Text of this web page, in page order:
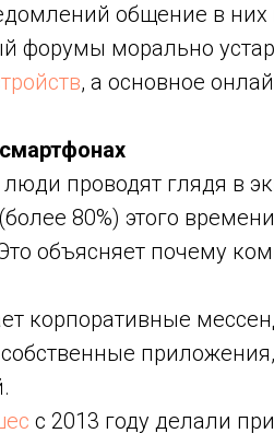
общение в
форумы морально
, а основное
проводят глядя в
80%) этого
объясняет почему
корпоративные
собственные
с 2013 году делали